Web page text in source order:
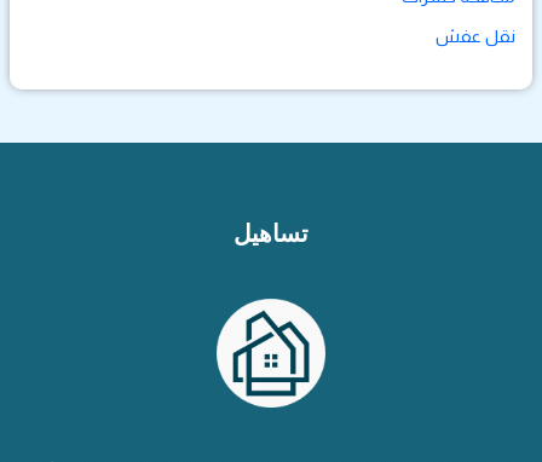
نقل عفش
تساهيل